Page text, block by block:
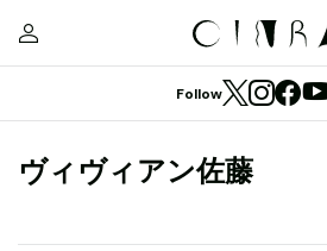
Follow
ヴィヴィアン佐藤